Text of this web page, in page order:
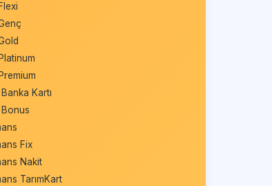
Kartı
Fix
Nakit
TarımKart